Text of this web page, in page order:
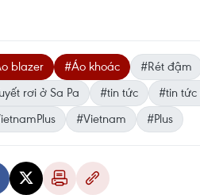
blazer #Áo khoác #Rét đậm
rơi ở Sa Pa
#tin tức #tin
#Vietnam #Plus